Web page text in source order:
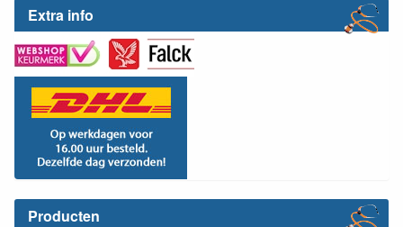
Extra info
Producten